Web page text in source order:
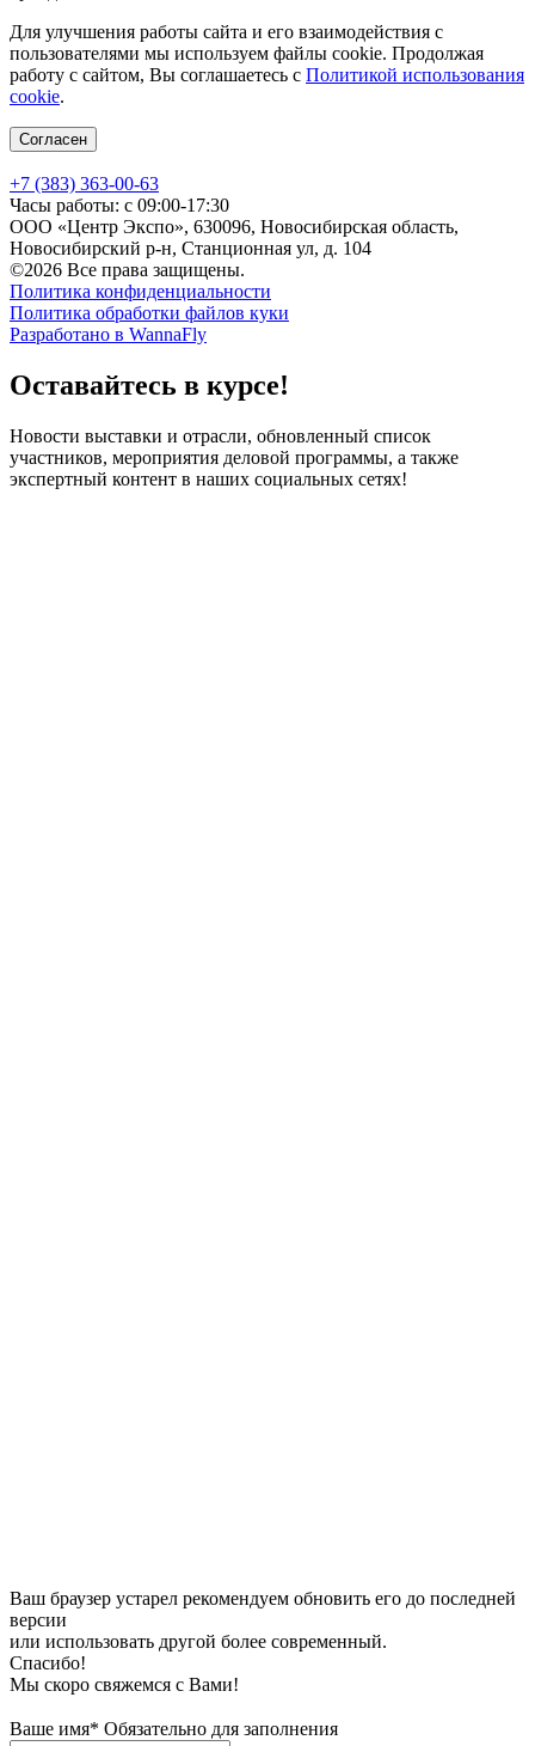
Для улучшения работы сайта и его взаимодействия с
пользователями мы используем файлы cookie. Продолжая
работу с сайтом, Вы соглашаетесь с Политикой использования
cookie.
Согласен
+7 (383) 363-00-63
Часы работы: с 09:00-17:30
ООО «Центр Экспо», 630096, Новосибирская область,
Новосибирский р-н, Станционная ул, д. 104
©2026 Все права защищены.
Политика конфиденциальности
Политика обработки файлов куки
Разработано в WannaFly
Оставайтесь в курсе!
Новости выставки и отрасли, обновленный список
участников, мероприятия деловой программы, а также
экспертный контент в наших социальных сетях!
Ваш браузер устарел рекомендуем обновить его до последней
версии
или использовать другой более современный.
Спасибо!
Мы скоро свяжемся с Вами!
Ваше имя* Обязательно для заполнения